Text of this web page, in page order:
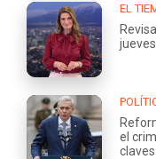
EL
el